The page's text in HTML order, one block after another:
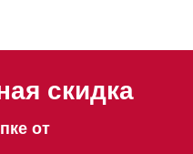
скидка
от